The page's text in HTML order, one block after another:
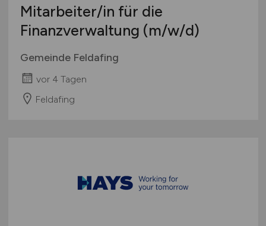
Mitarbeiter/in für die
Finanzverwaltung (m/w/d)
Gemeinde Feldafing
vor 4 Tagen
Feldafing